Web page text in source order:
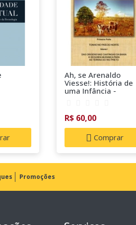
Ah, se Arenaldo
Viesse!: História de
uma Infância -
R$ 60,00
Comprar
Promoções